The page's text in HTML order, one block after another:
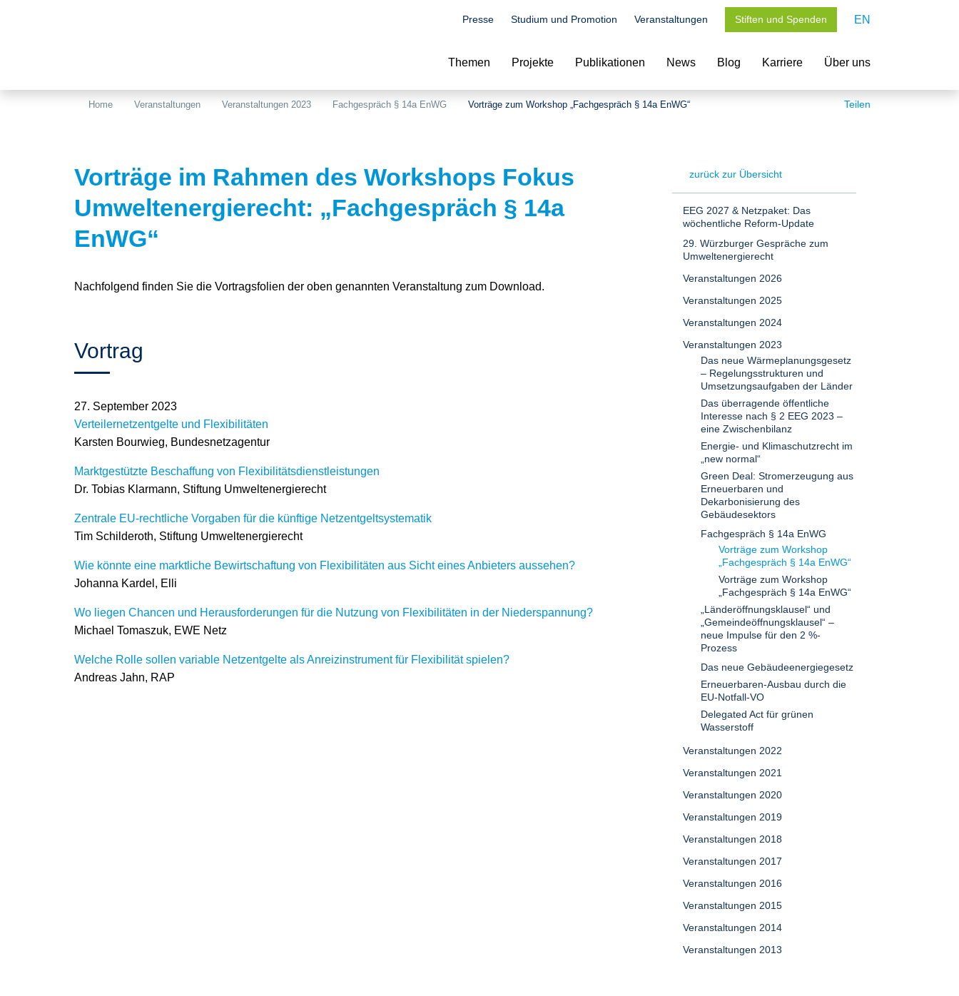
Presse Studium und Promotion Veranstaltungen Stiften und Spenden EN
Themen Projekte Publikationen News Blog Karriere Über uns
Home Veranstaltungen Veranstaltungen 2023 Fachgespräch § 14a EnWG Vorträge zum Workshop „Fachgespräch § 14a EnWG“ Teilen
Vorträge im Rahmen des Workshops Fokus
Umweltenergierecht: „Fachgespräch § 14a
EnWG“
Nachfolgend finden Sie die Vortragsfolien der oben genannten Veranstaltung zum Download.
Vortrag
27. September 2023
Verteilernetzentgelte und Flexibilitäten
Karsten Bourwieg, Bundesnetzagentur
Marktgestützte Beschaffung von Flexibilitätsdienstleistungen
Dr. Tobias Klarmann, Stiftung Umweltenergierecht
Zentrale EU-rechtliche Vorgaben für die künftige Netzentgeltsystematik
Tim Schilderoth, Stiftung Umweltenergierecht
Wie könnte eine marktliche Bewirtschaftung von Flexibilitäten aus Sicht eines Anbieters aussehen?
Johanna Kardel, Elli
Wo liegen Chancen und Herausforderungen für die Nutzung von Flexibilitäten in der Niederspannung?
Michael Tomaszuk, EWE Netz
Welche Rolle sollen variable Netzentgelte als Anreizinstrument für Flexibilität spielen?
Andreas Jahn, RAP
zurück zur Übersicht
EEG 2027 & Netzpaket: Das
wöchentliche Reform-Update
29. Würzburger Gespräche zum
Umweltenergierecht
Veranstaltungen 2026
Veranstaltungen 2025
Veranstaltungen 2024
Veranstaltungen 2023
Das neue Wärmeplanungsgesetz
– Regelungsstrukturen und
Umsetzungsaufgaben der Länder
Das überragende öffentliche
Interesse nach § 2 EEG 2023 –
eine Zwischenbilanz
Energie- und Klimaschutzrecht im
„new normal“
Green Deal: Stromerzeugung aus
Erneuerbaren und
Dekarbonisierung des
Gebäudesektors
Fachgespräch § 14a EnWG
Vorträge zum Workshop
„Fachgespräch § 14a EnWG“
Vorträge zum Workshop
„Fachgespräch § 14a EnWG“
„Länderöffnungsklausel“ und
„Gemeindeöffnungsklausel“ –
neue Impulse für den 2 %-
Prozess
Das neue Gebäudeenergiegesetz
Erneuerbaren-Ausbau durch die
EU-Notfall-VO
Delegated Act für grünen
Wasserstoff
Veranstaltungen 2022
Veranstaltungen 2021
Veranstaltungen 2020
Veranstaltungen 2019
Veranstaltungen 2018
Veranstaltungen 2017
Veranstaltungen 2016
Veranstaltungen 2015
Veranstaltungen 2014
Veranstaltungen 2013